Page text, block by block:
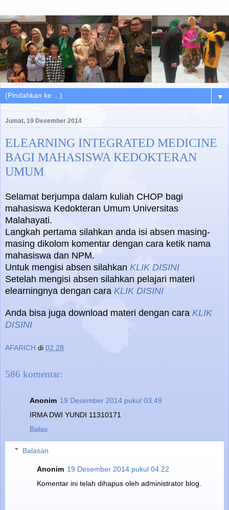
▼
Jumat, 19 Desember 2014
ELEARNING INTEGRATED MEDICINE
BAGI MAHASISWA KEDOKTERAN
UMUM
Selamat berjumpa dalam kuliah CHOP bagi
mahasiswa Kedokteran Umum Universitas
Malahayati.
Langkah pertama silahkan anda isi absen masing-
masing dikolom komentar dengan cara ketik nama
mahasiswa dan NPM.
Untuk mengisi absen silahkan KLIK DISINI
Setelah mengisi absen silahkan pelajari materi
elearningnya dengan cara KLIK DISINI
Anda bisa juga download materi dengan cara KLIK
DISINI
AFARICH di 02.28
586 komentar:
Anonim 19 Desember 2014 pukul 03.49
IRMA DWI YUNDI 11310171
Balas
Balasan
Anonim 19 Desember 2014 pukul 04.22
Komentar ini telah dihapus oleh administrator blog.